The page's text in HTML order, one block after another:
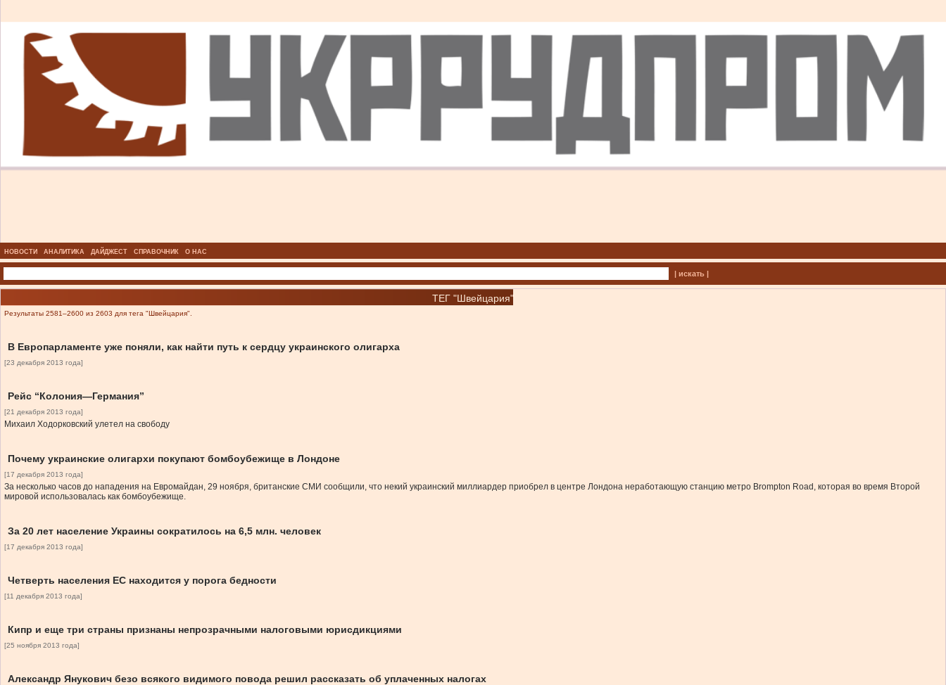
НОВОСТИ АНАЛИТИКА ДАЙДЖЕСТ СПРАВОЧНИК О НАС
| искать |
ТЕГ "Швейцария"
Результаты 2581–2600 из 2603 для тега "Швейцария".
В Европарламенте уже поняли, как найти путь к сердцу украинского олигарха
[23 декабря 2013 года]
Рейс “Колония—Германия”
[21 декабря 2013 года]
Михаил Ходорковский улетел на свободу
Почему украинские олигархи покупают бомбоубежище в Лондоне
[17 декабря 2013 года]
За несколько часов до нападения на Евромайдан, 29 ноября, британские СМИ сообщили, что некий украинский миллиардер приобрел в центре Лондона неработающую станцию метро Brompton Road, которая во время Второй
мировой использовалась как бомбоубежище.
За 20 лет население Украины сократилось на 6,5 млн. человек
[17 декабря 2013 года]
Четверть населения ЕС находится у порога бедности
[11 декабря 2013 года]
Кипр и еще три страны признаны непрозрачными налоговыми юрисдикциями
[25 ноября 2013 года]
Александр Янукович безо всякого видимого повода решил рассказать об уплаченных налогах